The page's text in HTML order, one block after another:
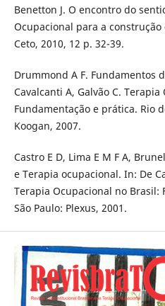
Benetton J. O encontro do
Ocupacional para a
Ceto, 2010, 12 p. 32-39.
Drummond A F. Fundamentos
Cavalcanti A, Galvão C. Terapia
Fundamentação e prática. Rio
Koogan, 2007.
Castro E D, Lima E M F A,
e Terapia ocupacional. In: De
Terapia Ocupacional no Brasil:
São Paulo: Plexus, 2001.